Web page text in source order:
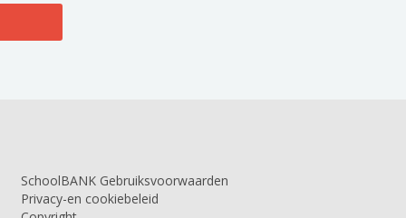
SchoolBANK Gebruiksvoorwaarden
Privacy-en cookiebeleid